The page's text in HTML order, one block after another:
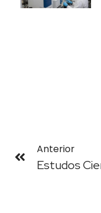
Anterior